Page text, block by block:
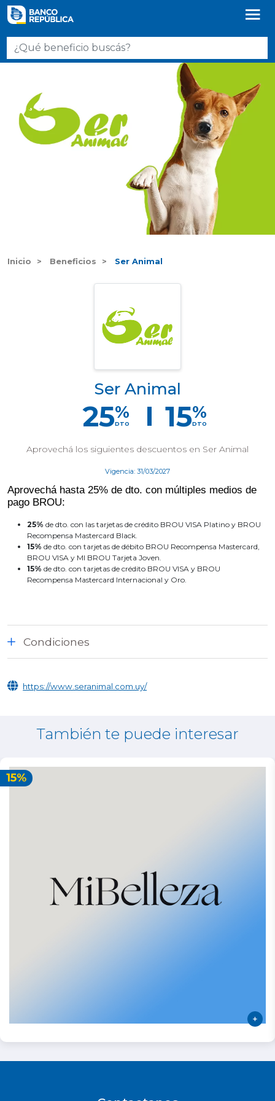
Inicio Beneficios Ser Animal
Ser Animal
25%
DTO 15%
DTO
Aprovechá los siguientes descuentos en Ser Animal
Vigencia: 31/03/2027
Aprovechá hasta 25% de dto. con múltiples medios de
pago BROU:
25% de dto. con las tarjetas de crédito BROU VISA Platino y BROU
Recompensa Mastercard Black.
15% de dto. con tarjetas de débito BROU Recompensa Mastercard,
BROU VISA y MI BROU Tarjeta Joven.
15% de dto. con tarjetas de crédito BROU VISA y BROU
Recompensa Mastercard Internacional y Oro.
Condiciones
https://www.seranimal.com.uy/
También te puede interesar
15%